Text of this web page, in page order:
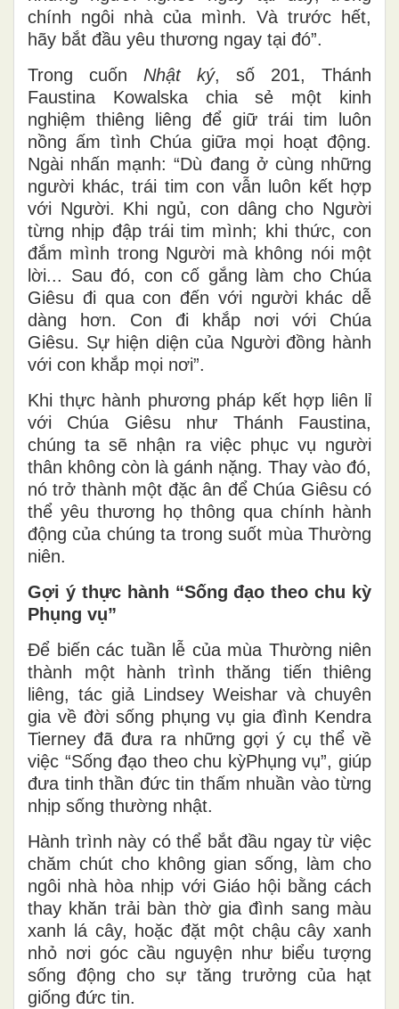
chính ngôi nhà của mình. Và trước hết,
hãy bắt đầu yêu thương ngay tại đó”.
Trong cuốn Nhật ký, số 201, Thánh
Faustina Kowalska chia sẻ một kinh
nghiệm thiêng liêng để giữ trái tim luôn
nồng ấm tình Chúa giữa mọi hoạt động.
Ngài nhấn mạnh: “Dù đang ở cùng những
người khác, trái tim con vẫn luôn kết hợp
với Người. Khi ngủ, con dâng cho Người
từng nhịp đập trái tim mình; khi thức, con
đắm mình trong Người mà không nói một
lời... Sau đó, con cố gắng làm cho Chúa
Giêsu đi qua con đến với người khác dễ
dàng hơn. Con đi khắp nơi với Chúa
Giêsu. Sự hiện diện của Người đồng hành
với con khắp mọi nơi”.
Khi thực hành phương pháp kết hợp liên lỉ
với Chúa Giêsu như Thánh Faustina,
chúng ta sẽ nhận ra việc phục vụ người
thân không còn là gánh nặng. Thay vào đó,
nó trở thành một đặc ân để Chúa Giêsu có
thể yêu thương họ thông qua chính hành
động của chúng ta trong suốt mùa Thường
niên.
Gợi ý thực hành “Sống đạo theochu kỳ
Phụng vụ”
Để biến các tuần lễ của mùa Thường niên
thành một hành trình thăng tiến thiêng
liêng, tác giả Lindsey Weishar và chuyên
gia về đời sống phụng vụ gia đình Kendra
Tierney đã đưa ra những gợi ý cụ thể về
việc “Sống đạo theo chu kỳPhụng vụ”, giúp
đưa tinh thần đức tin thấm nhuần vào từng
nhịp sống thường nhật.
Hành trình này có thể bắt đầu ngay từ việc
chăm chút cho không gian sống, làm cho
ngôi nhà hòa nhịp với Giáo hội bằng cách
thay khăn trải bàn thờ gia đình sang màu
xanh lá cây, hoặc đặt một chậu cây xanh
nhỏ nơi góc cầu nguyện như biểu tượng
sống động cho sự tăng trưởng của hạt
giống đức tin.